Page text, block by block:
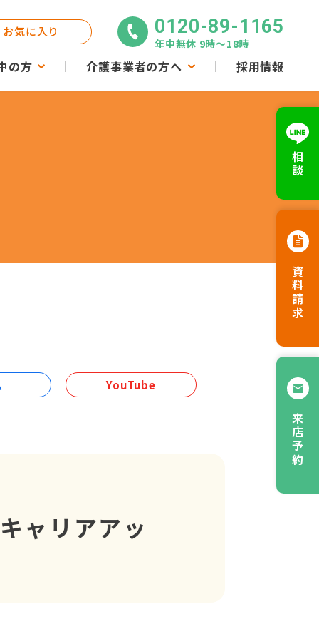
の方 介護事業者の方へ 採用情報
お気に入り 0120-89-1165
年中無休 9時〜18時
相談
資料請求
来店予約
YouTube
ャリアアッ